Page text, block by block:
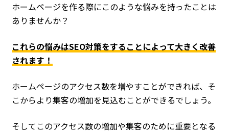
ホームページを作る際にこのような悩みを持ったことは
ありませんか？
これらの悩みはSEO対策をすることによって大きく改善
されます！
ホームページのアクセス数を増やすことができれば、そ
こからより集客の増加を見込むことができるでしょう。
そしてこのアクセス数の増加や集客のために重要となる